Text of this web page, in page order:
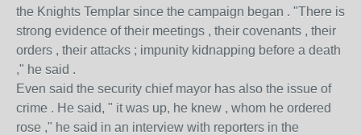
the Knights Templar since the campaign began . "There is
strong evidence of their meetings , their covenants , their
orders , their attacks ; impunity kidnapping before a death
," he said .
Even said the security chief mayor has also the issue of
crime . He said, " it was up, he knew , whom he ordered
rose ," he said in an interview with reporters in the